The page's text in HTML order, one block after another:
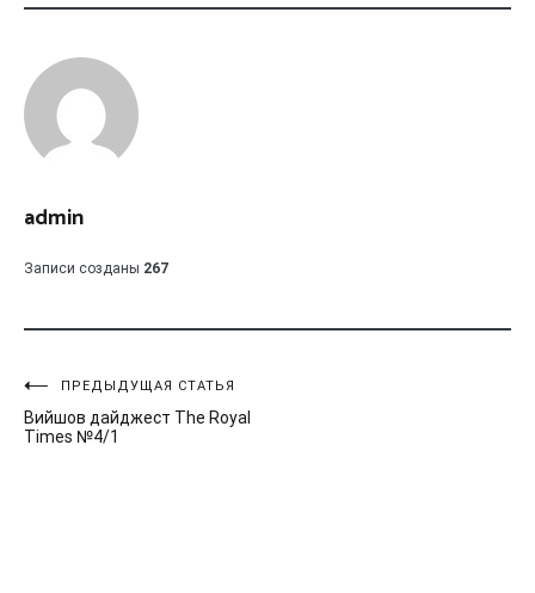
admin
Записи созданы 267
Навигация
по
ПРЕДЫДУЩАЯ СТАТЬЯ
Вийшов дайджест The Royal
Times №4/1